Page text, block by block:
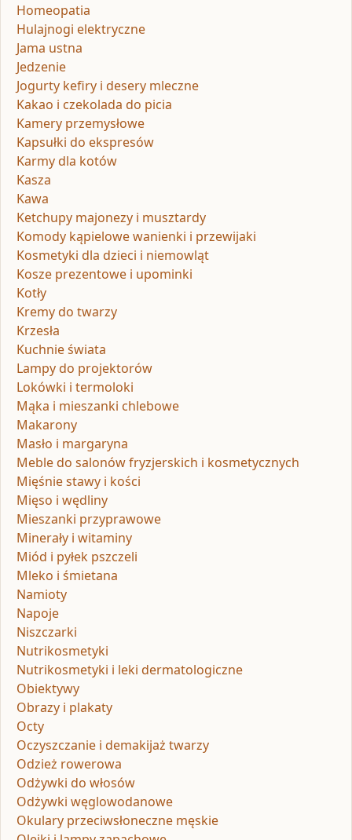
Homeopatia
Hulajnogi elektryczne
Jama ustna
Jedzenie
Jogurty kefiry i desery mleczne
Kakao i czekolada do picia
Kamery przemysłowe
Kapsułki do ekspresów
Karmy dla kotów
Kasza
Kawa
Ketchupy majonezy i musztardy
Komody kąpielowe wanienki i przewijaki
Kosmetyki dla dzieci i niemowląt
Kosze prezentowe i upominki
Kotły
Kremy do twarzy
Krzesła
Kuchnie świata
Lampy do projektorów
Lokówki i termoloki
Mąka i mieszanki chlebowe
Makarony
Masło i margaryna
Meble do salonów fryzjerskich i kosmetycznych
Mięśnie stawy i kości
Mięso i wędliny
Mieszanki przyprawowe
Minerały i witaminy
Miód i pyłek pszczeli
Mleko i śmietana
Namioty
Napoje
Niszczarki
Nutrikosmetyki
Nutrikosmetyki i leki dermatologiczne
Obiektywy
Obrazy i plakaty
Octy
Oczyszczanie i demakijaż twarzy
Odzież rowerowa
Odżywki do włosów
Odżywki węglowodanowe
Okulary przeciwsłoneczne męskie